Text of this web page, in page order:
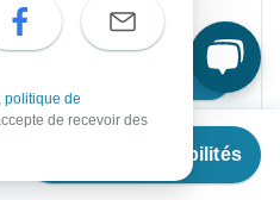
Voir les disponibilités
double
, politique de
de recevoir des